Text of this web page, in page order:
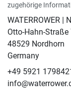
zugehörige
WATERROWER |
Otto-Hahn-Straße
48529 Nordhorn
Germany
+49 5921